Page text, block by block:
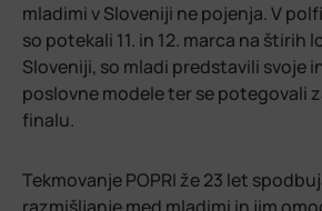
mladimi v Sloveniji ne pojenja. V
so potekali 11. in 12. marca na štirih
Sloveniji, so mladi predstavili svoje
poslovne modele ter se potegovali
finalu.
Tekmovanje POPRI že 23 let